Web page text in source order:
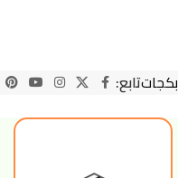
بكجاتتابع: